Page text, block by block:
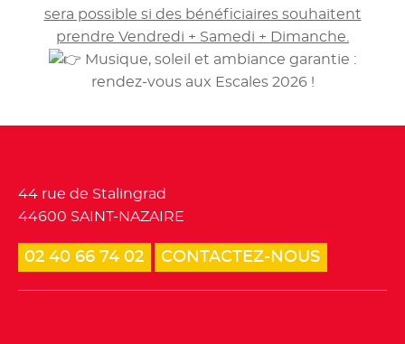
sera possible si des bénéficiaires souhaitent
prendre Vendredi + Samedi + Dimanche.
Musique, soleil et ambiance garantie :
rendez-vous aux Escales 2026 !
Tourisme et loisirs
44 rue de Stalingrad
44600 SAINT-NAZAIRE
02 40 66 74 02 CONTACTEZ-NOUS